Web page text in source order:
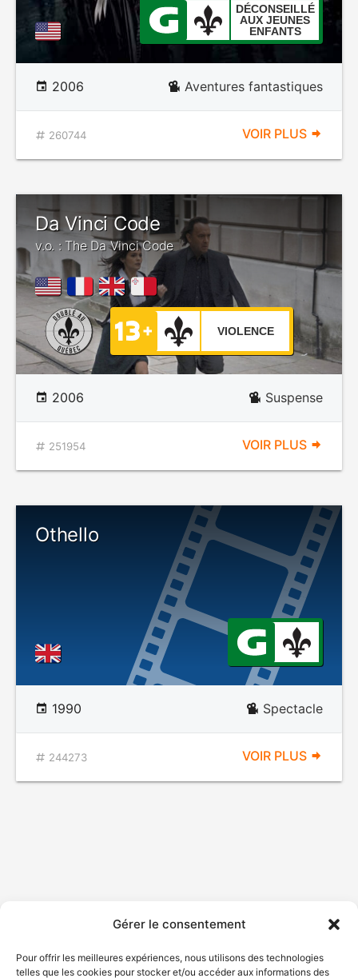
Gérer le consentement
Pour offrir les meilleures expériences, nous utilisons des technologies
telles que les cookies pour stocker et/ou accéder aux informations des
DÉCONSEILLÉ
AUX JEUNES
ENFANTS
2006 Aventures fantastiques
260744 VOIR PLUS
Da Vinci Code
v.o. : The Da Vinci Code
VIOLENCE
2006 Suspense
251954 VOIR PLUS
Othello
1990 Spectacle
244273 VOIR PLUS
AUX JEUNES
ENFANTS